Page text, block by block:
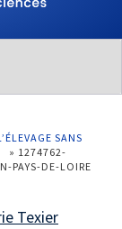
SANS
» 1274762-
PAYS-DE-LOIRE
Texier